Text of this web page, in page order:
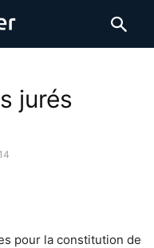
jurés
pour la constitution de